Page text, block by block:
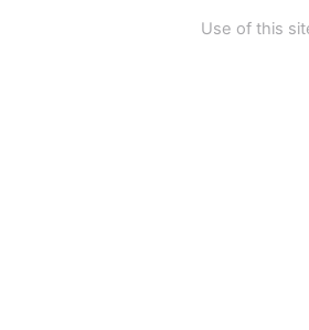
Use of this